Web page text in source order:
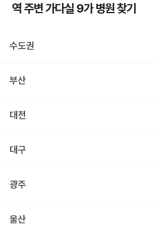
역 주변가다실 9가병원 찾기
수도권
부산
대전
대구
광주
울산